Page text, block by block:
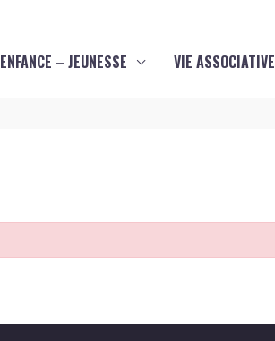
ENFANCE – JEUNESSE VIE ASSOCIATIVE